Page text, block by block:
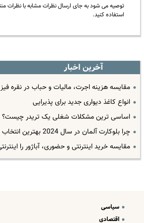
توصیه می شود به جای ارسال نظرات مشابه با نظرات
استفاده کنید.
آخرین اخبار
مقایسه هزینه اجرت، مالیات و حباب در نقره
انواع کاغذ دیواری جدید برای پذیرایی
اساسی ترین مشکلات شغلی یک تریدر چیست؟
چرا بلوکارت آلمان در سال 2024 بهترین انتخاب است؟
مقایسه خرید اینترنتی و حضوری، آباژور را
سیاسی
اقتصادی